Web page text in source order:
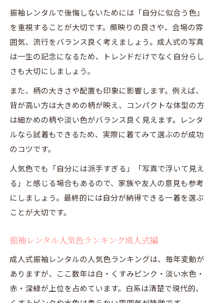
振袖レンタルで後悔しないためには「自分に似合う色」
を重視することが大切です。顔映りの良さや、会場の雰
囲気、流行をバランス良く考えましょう。成人式の写真
は一生の記念になるため、トレンドだけでなく自分らし
さも大切にしましょう。
また、柄の大きさや配置も印象に影響します。例えば、
背が高い方は大きめの柄が映え、コンパクトな体型の方
は細かめの柄や淡い色がバランス良く見えます。レンタ
ルなら試着もできるため、実際に着てみて選ぶのが成功
のコツです。
人気色でも「自分には派手すぎる」「写真で浮いて見え
る」と感じる場合もあるので、家族や友人の意見も参考
にしましょう。最終的には自分が納得できる一着を選ぶ
ことが大切です。
振袖レンタル人気色ランキング成人式編
成人式振袖レンタルの人気色ランキングは、毎年変動が
ありますが、ここ数年は白・くすみピンク・淡い水色・
赤・深緑が上位を占めています。白系は清楚で現代的、